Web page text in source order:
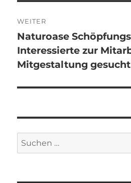
WEITER
Nächster
Beitrag:
Naturoase
Interessierte zur
Mitgestaltung gesucht
Suchen
nach: